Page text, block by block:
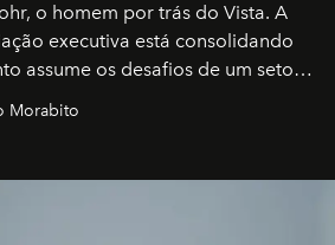
o homem por trás do Vista. A
executiva está consolidando
assume os desafios de um setor
redefinindo o conceito de luxo
Morabito